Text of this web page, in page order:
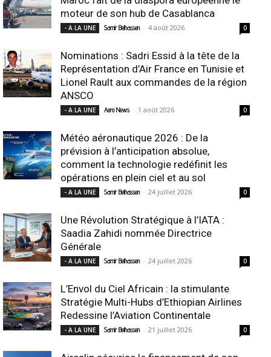
moteur de son hub de Casablanca
- A LA UNE Samir Belhassen - 4 août 2026 0
Nominations : Sadri Essid à la tête de la
Représentation d’Air France en Tunisie et
Lionel Rault aux commandes de la région
ANSCO
- A LA UNE Aero News - 1 août 2026 0
Météo aéronautique 2026 : De la
prévision à l’anticipation absolue,
comment la technologie redéfinit les
opérations en plein ciel et au sol
- A LA UNE Samir Belhassen - 24 juillet 2026 0
Une Révolution Stratégique à l’IATA :
Saadia Zahidi nommée Directrice
Générale
- A LA UNE Samir Belhassen - 24 juillet 2026 0
L’Envol du Ciel Africain : la stimulante
Stratégie Multi-Hubs d’Ethiopian Airlines
Redessine l’Aviation Continentale
- A LA UNE Samir Belhassen - 21 juillet 2026 0